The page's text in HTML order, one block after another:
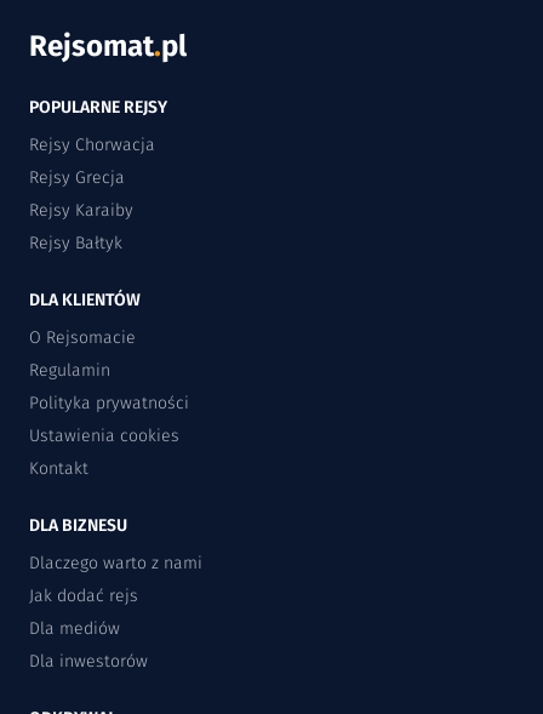
Rejsomat.pl
POPULARNE REJSY
Rejsy Chorwacja
Rejsy Grecja
Rejsy Karaiby
Rejsy Bałtyk
DLA KLIENTÓW
O Rejsomacie
Regulamin
Polityka prywatności
Ustawienia cookies
Kontakt
DLA BIZNESU
Dlaczego warto z nami
Jak dodać rejs
Dla mediów
Dla inwestorów